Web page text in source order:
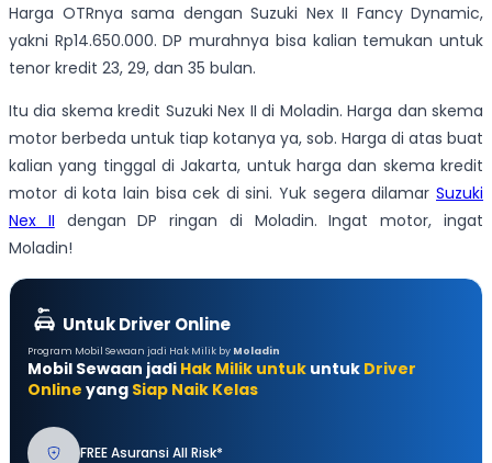
Harga OTRnya sama dengan Suzuki Nex II Fancy Dynamic,
yakni Rp14.650.000. DP murahnya bisa kalian temukan untuk
tenor kredit 23, 29, dan 35 bulan.
Itu dia skema kredit Suzuki Nex II di Moladin. Harga dan skema
motor berbeda untuk tiap kotanya ya, sob. Harga di atas buat
kalian yang tinggal di Jakarta, untuk harga dan skema kredit
motor di kota lain bisa cek di sini. Yuk segera dilamarSuzuki
Nex II dengan DP ringan di Moladin.Ingat motor, ingat
Moladin!
Untuk Driver Online
Program Mobil Sewaan jadi Hak Milik by Moladin
Mobil Sewaan jadi Hak Milik untuk untuk Driver
Online yang Siap Naik Kelas
FREE Asuransi All Risk*